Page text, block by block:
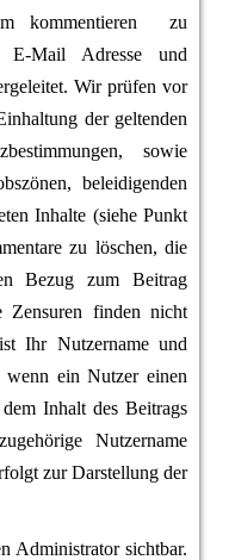
kommentieren zu
E-Mail Adresse und
Wir prüfen vor
der geltenden
sowie
beleidigenden
Inhalte (siehe Punkt
zu löschen, die
Bezug zum Beitrag
Zensuren finden nicht
Ihr Nutzername und
wenn ein Nutzer einen
Inhalt des Beitrags
Nutzername
zur Darstellung der
Administrator sichtbar.